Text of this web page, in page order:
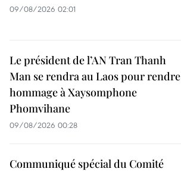
09/08/2026 02:01
Le président de l’AN Tran Thanh
Man se rendra au Laos pour rendre
hommage à Xaysomphone
Phomvihane
09/08/2026 00:28
Communiqué spécial du Comité